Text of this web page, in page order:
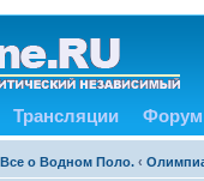
Трансляции Форум
Все о Водном Поло. ‹